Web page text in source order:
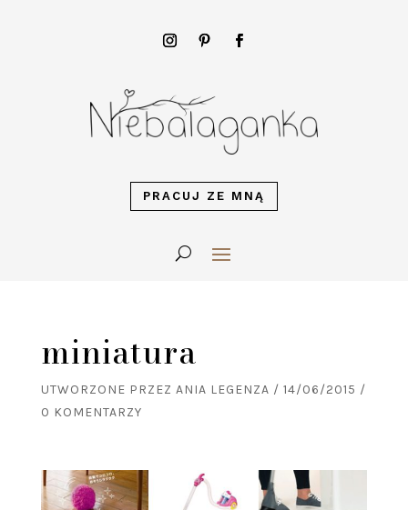
PRACUJ ZE MNĄ
miniatura
UTWORZONE PRZEZ ANIA LEGENZA / 14/06/2015 /
0 KOMENTARZY